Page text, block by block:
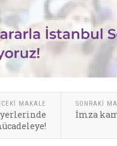
MAKALE SONRAKI
İmza